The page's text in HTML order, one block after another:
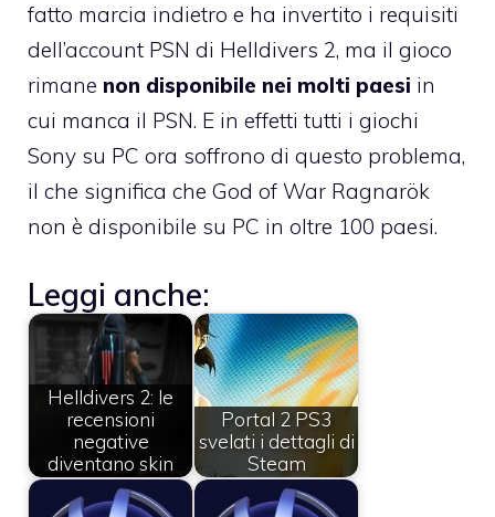
fatto marcia indietro e ha invertito i requisiti
dell’account PSN di Helldivers 2, ma il gioco
rimane non disponibile nei molti paesi in
cui manca il PSN. E in effetti tutti i giochi
Sony su PC ora soffrono di questo problema,
il che significa che God of War Ragnarök
non è disponibile su PC in oltre 100 paesi.
Leggi anche:
Helldivers 2: le
recensioni
negative
diventano skin
Portal 2 PS3
svelati i dettagli di
Steam